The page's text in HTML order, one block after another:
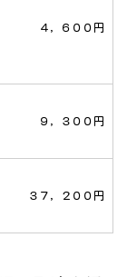
４，６００円
９，３００円
３７，２００円